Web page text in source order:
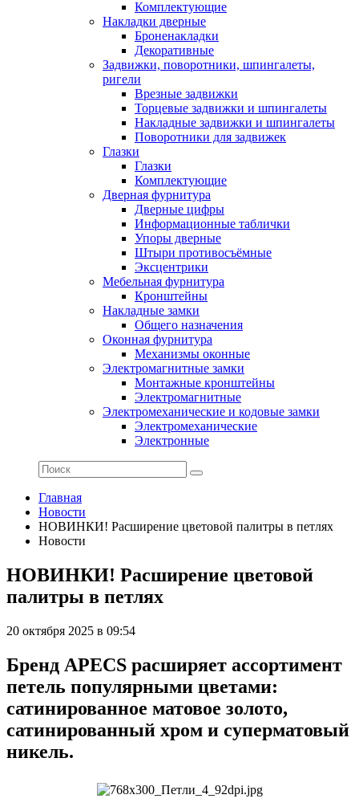
Комплектующие
Накладки дверные
Броненакладки
Декоративные
Задвижки, поворотники, шпингалеты,
ригели
Врезные задвижки
Торцевые задвижки и шпингалеты
Накладные задвижки и шпингалеты
Поворотники для задвижек
Глазки
Глазки
Комплектующие
Дверная фурнитура
Дверные цифры
Информационные таблички
Упоры дверные
Штыри противосъёмные
Эксцентрики
Мебельная фурнитура
Кронштейны
Накладные замки
Общего назначения
Оконная фурнитура
Механизмы оконные
Электромагнитные замки
Монтажные кронштейны
Электромагнитные
Электромеханические и кодовые замки
Электромеханические
Электронные
Главная
Новости
НОВИНКИ! Расширение цветовой палитры в петлях
Новости
НОВИНКИ! Расширение цветовой
палитры в петлях
20 октября 2025 в 09:54
Бренд APECS расширяет ассортимент
петель популярными цветами:
сатинированное матовое золото,
сатинированный хром и суперматовый
никель.